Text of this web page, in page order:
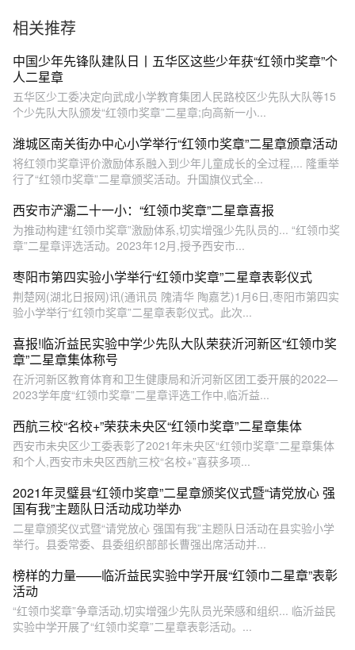
相关推荐
中国少年先锋队建队日丨五华区这些少年获“红领巾奖章”个
人二星章
五华区少工委决定向武成小学教育集团人民路校区少先队大队等15
个少先队大队颁发“红领巾奖章”二星章;向高新一小...
潍城区南关街办中心小学举行“红领巾奖章”二星章颁章活动
将红领巾奖章评价激励体系融入到少年儿童成长的全过程,... 隆重举
行了“红领巾奖章”二星章颁奖活动。升国旗仪式全...
西安市浐灞二十一小：“红领巾奖章”二星章喜报
为推动构建“红领巾奖章”激励体系,切实增强少先队员的... “红领巾奖
章”二星章评选活动。2023年12月,授予西安市...
枣阳市第四实验小学举行“红领巾奖章”二星章表彰仪式
荆楚网(湖北日报网)讯(通讯员 隗清华 陶嘉艺)1月6日,枣阳市第四实
验小学举行“红领巾奖章”二星章表彰仪式。此次...
喜报!临沂益民实验中学少先队大队荣获沂河新区“红领巾奖
章”二星章集体称号
在沂河新区教育体育和卫生健康局和沂河新区团工委开展的2022—
2023学年度“红领巾奖章”二星章评选工作中,临沂益...
西航三校“名校+”荣获未央区“红领巾奖章”二星章集体
西安市未央区少工委表彰了2021年未央区“红领巾奖章”二星章集体
和个人,西安市未央区西航三校“名校+”喜获多项...
2021年灵璧县“红领巾奖章”二星章颁奖仪式暨“请党放心 强
国有我”主题队日活动成功举办
二星章颁奖仪式暨“请党放心 强国有我”主题队日活动在县实验小学
举行。县委常委、县委组织部部长曹强出席活动并...
榜样的力量——临沂益民实验中学开展“红领巾二星章”表彰
活动
“红领巾奖章”争章活动,切实增强少先队员光荣感和组织... 临沂益民
实验中学开展了“红领巾奖章”二星章表彰活动。...